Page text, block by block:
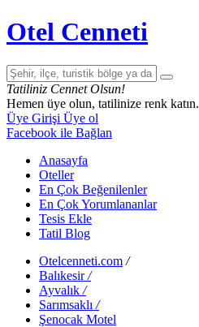
Otel Cenneti
Tatiliniz Cennet Olsun!
Hemen üye olun, tatilinize renk katın.
Üye Girişi Üye ol
Facebook ile Bağlan
Anasayfa
Oteller
En Çok Beğenilenler
En Çok Yorumlananlar
Tesis Ekle
Tatil Blog
Otelcenneti.com /
Balıkesir /
Ayvalık /
Sarımsaklı /
Şenocak Motel